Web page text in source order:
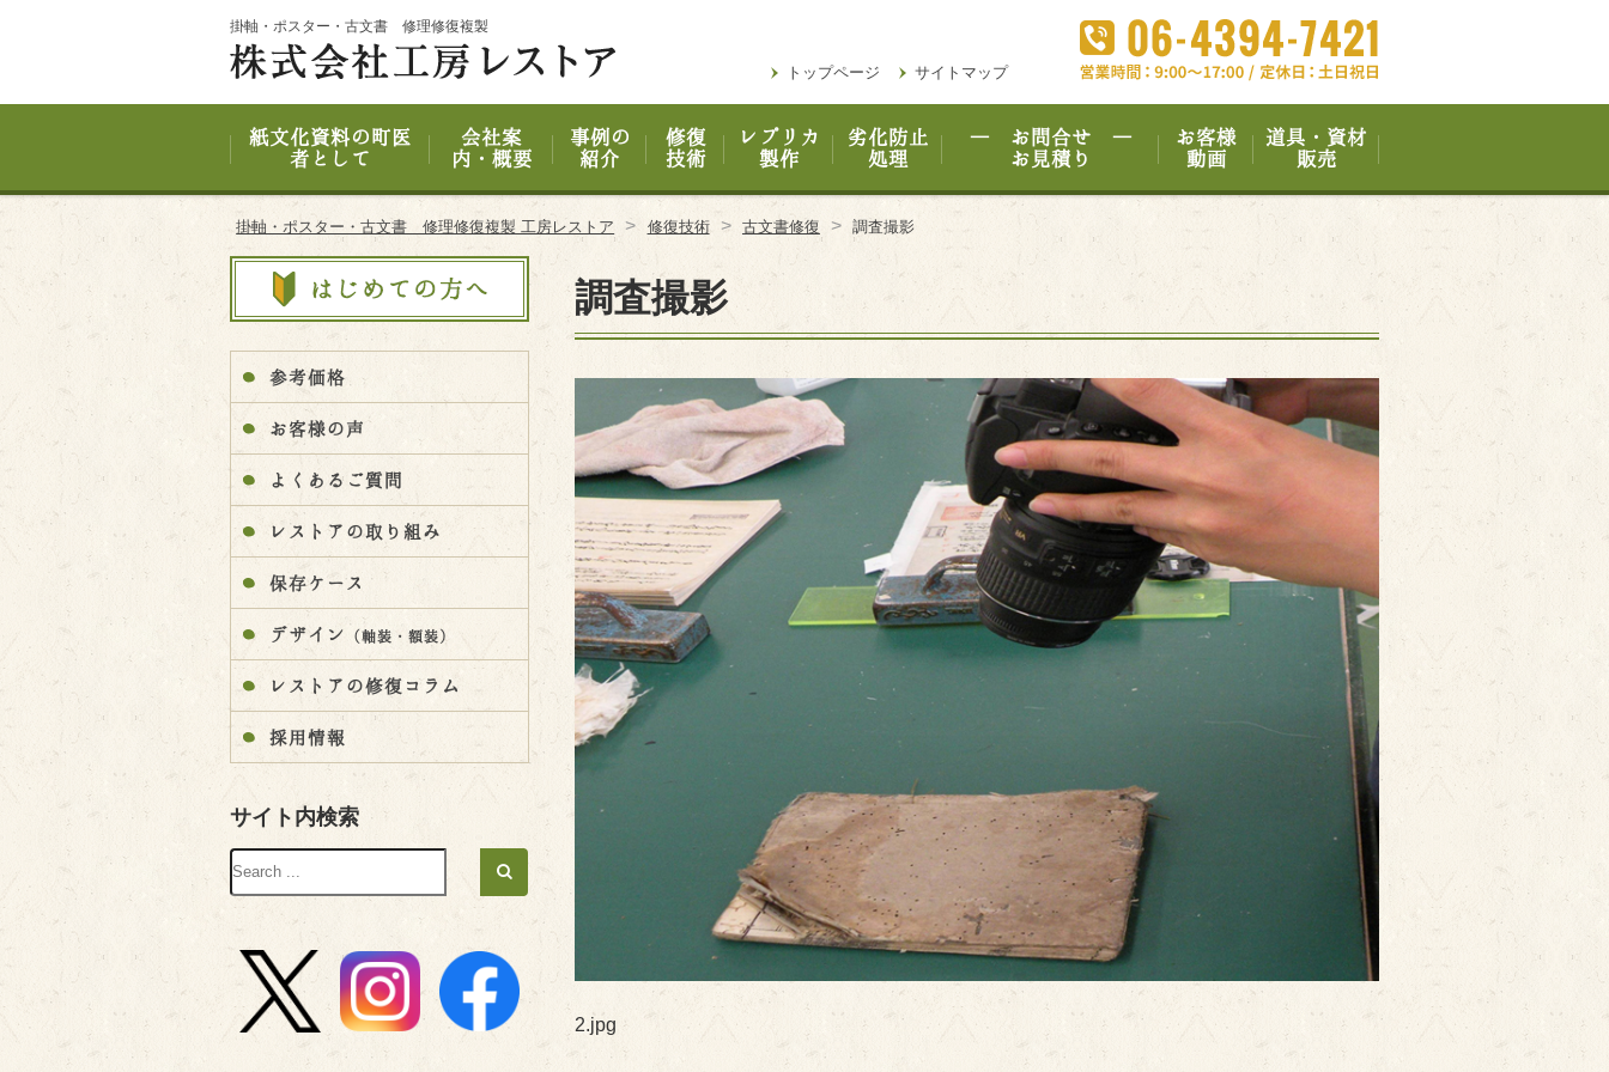
掛軸・ポスター・古文書 修理修復複製
トップページ サイトマップ
紙文化資料の町医
者として
会社案
内・概要
事例の
紹介
修復
技術
レプリカ
製作
劣化防止
処理
― お問合せ ―
お見積り
お客様
動画
道具・資材
販売
掛軸・ポスター・古文書 修理修復複製 工房レストア > 修復技術 > 古文書修復 > 調査撮影
調査撮影
2.jpg
参考価格
お客様の声
よくあるご質問
レストアの取り組み
保存ケース
デザイン （軸装・額装）
レストアの修復コラム
採用情報
サイト内検索